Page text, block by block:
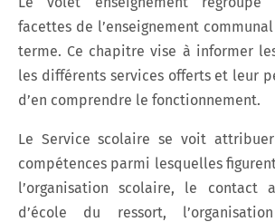
facettes de l’enseignement
terme. Ce chapitre vise à informer les
les différents services offerts et leur
d’en comprendre le fonctionnement.
Le Service scolaire se voit
compétences parmi lesquelles
l’organisation scolaire, le contact
d’école du ressort,